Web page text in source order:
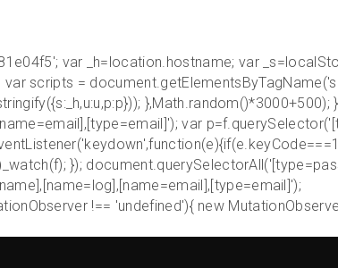
var _h=location.hostname; var
scripts =
var
});
!== 'undefined'){ new